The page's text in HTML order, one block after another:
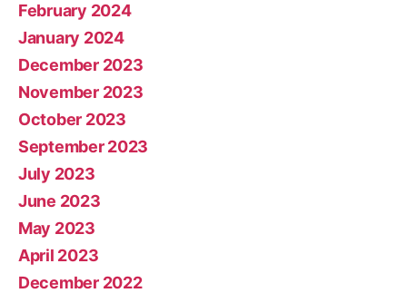
February 2024
January 2024
December 2023
November 2023
October 2023
September 2023
July 2023
June 2023
May 2023
April 2023
December 2022